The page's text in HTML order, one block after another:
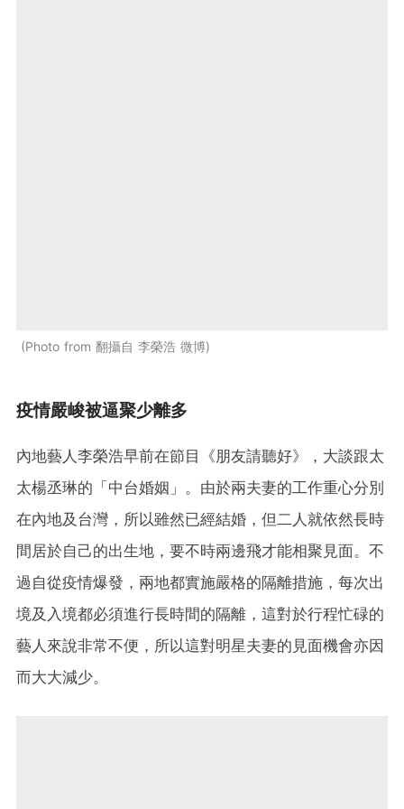
Photo from 翻攝自 李榮浩 微博
疫情嚴峻被逼聚少離多
內地藝人李榮浩早前在節目《朋友請聽好》，大談跟太
太楊丞琳的「中台婚姻」。由於兩夫妻的工作重心分別
在內地及台灣，所以雖然已經結婚，但二人就依然長時
間居於自己的出生地，要不時兩邊飛才能相聚見面。不
過自從疫情爆發，兩地都實施嚴格的隔離措施，每次出
境及入境都必須進行長時間的隔離，這對於行程忙碌的
藝人來說非常不便，所以這對明星夫妻的見面機會亦因
而大大減少。